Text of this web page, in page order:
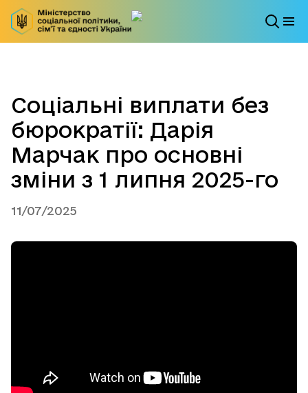
Соціальні виплати без
бюрократії: Дарія
Марчак про основні
зміни з 1 липня 2025-го
11/07/2025